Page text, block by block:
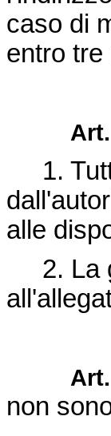
caso di
entro tre
Art.
1.
alle
2. La
Art.
non